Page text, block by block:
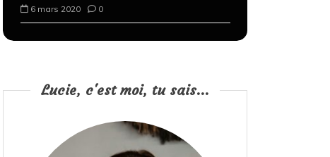
6 mars 2020 0
Lucie, c'est moi, tu sais...